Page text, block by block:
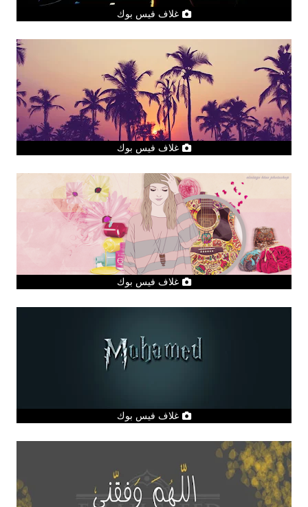
غلاف فيس بوك
غلاف فيس بوك
غلاف فيس بوك
غلاف فيس بوك